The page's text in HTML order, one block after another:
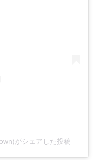
がシェアした投稿